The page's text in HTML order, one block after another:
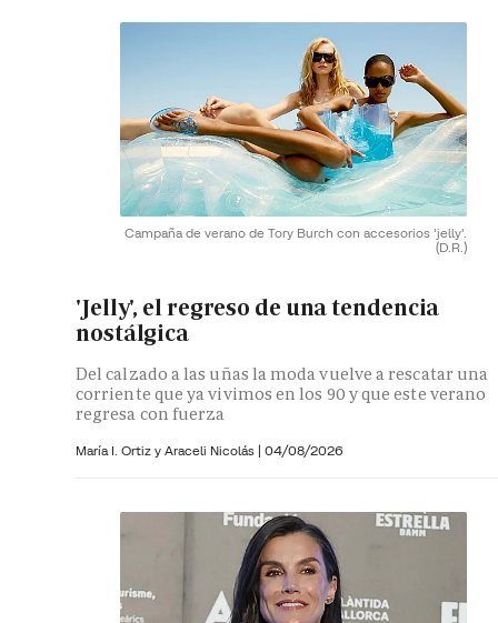
Campaña de verano de Tory Burch con accesorios 'jelly'.
(D.R.)
'Jelly', el regreso de una tendencia
nostálgica
Del calzado a las uñas la moda vuelve a rescatar una
corriente que ya vivimos en los 90 y que este verano
regresa con fuerza
María I. Ortiz y Araceli Nicolás | 04/08/2026